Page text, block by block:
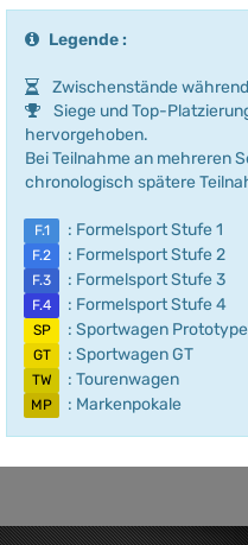
Legende :
Zwischenstände
Siege und Top-
hervorgehoben.
Bei Teilnahme an mehreren
chronologisch spätere
F.1 : Formelsport Stufe 1
F.2 : Formelsport Stufe 2
F.3 : Formelsport Stufe 3
F.4 : Formelsport Stufe 4
SP : Sportwagen
GT : Sportwagen GT
TW : Tourenwagen
MP : Markenpokale